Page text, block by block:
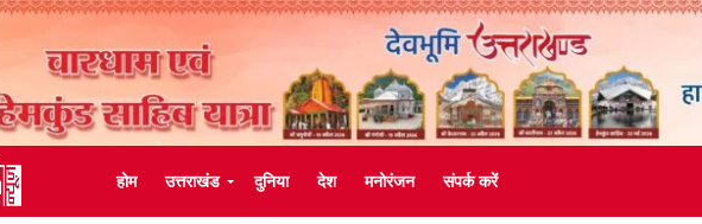
होम उत्तराखंड दुनिया देश मनोरंजन संपर्क करें